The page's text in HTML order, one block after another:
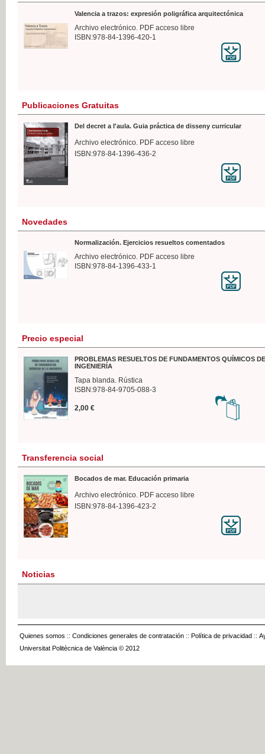
Valencia a trazos: expresión poligráfica arquitectónica
Archivo electrónico. PDF acceso libre
ISBN:978-84-1396-420-1
Publicaciones Gratuitas
Del decret a l'aula. Guia práctica de disseny curricular
Archivo electrónico. PDF acceso libre
ISBN:978-84-1396-436-2
Novedades
Normalización. Ejercicios resueltos comentados
Archivo electrónico. PDF acceso libre
ISBN:978-84-1396-433-1
Precio especial
PROBLEMAS RESUELTOS DE FUNDAMENTOS QUÍMICOS
INGENIERÍA
Tapa blanda. Rústica
ISBN:978-84-9705-088-3
2,00 €
Transferencia social
Bocados de mar. Educación primaria
Archivo electrónico. PDF acceso libre
ISBN:978-84-1396-423-2
Noticias
Quienes somos :: Condiciones generales de contratación :: Política de privacidad ::
Universitat Politècnica de València © 2012